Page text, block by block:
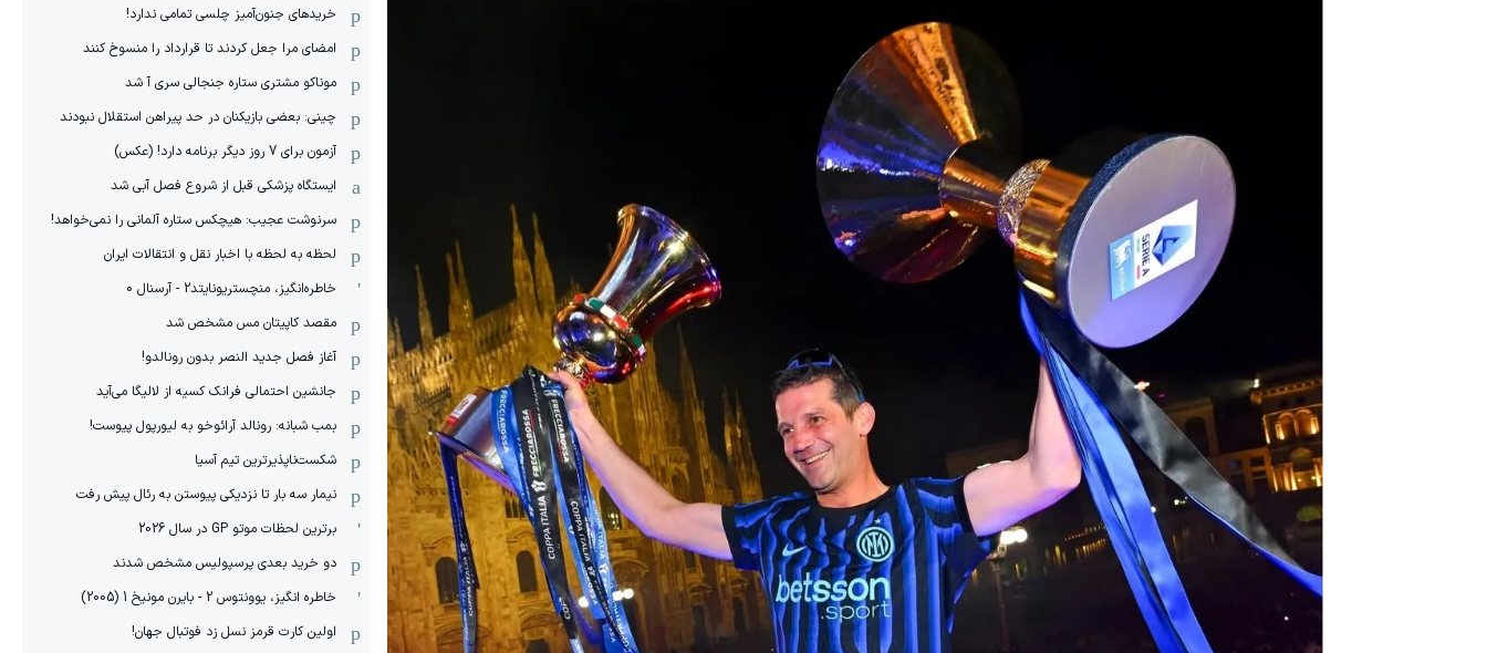
خریدهای جنون‌آمیز چلسی تمامی ندارد!
امضای مرا جعل کردند تا قرارداد را منسوخ کنند
موناکو مشتری ستاره جنجالی سری آ شد
چینی: بعضی بازیکنان در حد پیراهن استقلال نبودند
آزمون برای 7 روز دیگر برنامه دارد! (عکس)
ایستگاه پزشکی قبل از شروع فصل آبی شد
سرنوشت عجیب: هیچکس ستاره آلمانی را نمی‌خواهد!
لحظه به لحظه با اخبار نقل و انتقالات ایران
خاطره‌انگیز، منچستریونایتد2 - آرسنال 0
مقصد کاپیتان مس مشخص شد
آغاز فصل جدید النصر بدون رونالدو!
جانشین احتمالی فرانک کسیه از لالیگا می‌آید
بمب شبانه: رونالد آرائوخو به لیورپول پیوست!
شکست‌ناپذیرترین تیم آسیا
نیمار سه بار تا نزدیکی پیوستن به رئال پیش رفت
برترین لحظات موتو GP در سال 2026
دو خرید بعدی پرسپولیس مشخص شدند
خاطره انگیز، یوونتوس 2 - بایرن مونیخ 1 (2005)
اولین کارت قرمز نسل زد فوتبال جهان!